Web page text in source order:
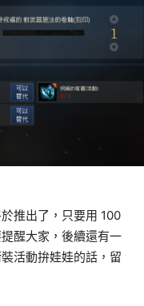
推出了，只要用 100
醒大家，後續還有一
活動拚娃娃的話，留